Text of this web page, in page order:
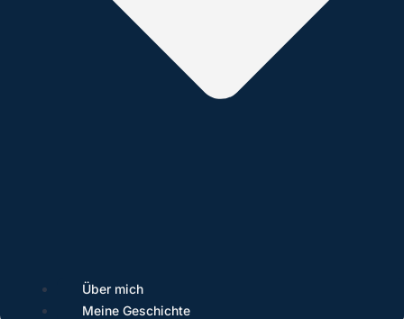
Über mich
Meine Geschichte